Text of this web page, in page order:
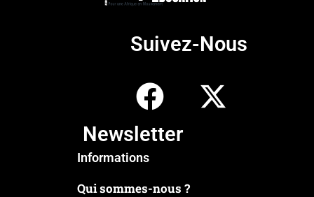
Suivez-Nous
Newsletter
Informations
Qui sommes-nous ?